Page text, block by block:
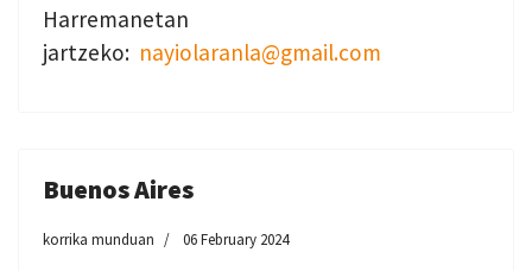
Harremanetan
jartzeko: nayiolaranla@gmail.com
Buenos Aires
korrika munduan 06 February 2024